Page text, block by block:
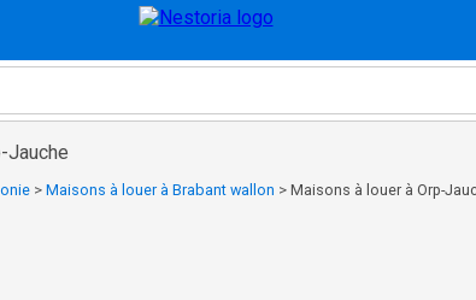
Jauche
> Maisons à louer à Brabant wallon > Maisons à louer à Orp-